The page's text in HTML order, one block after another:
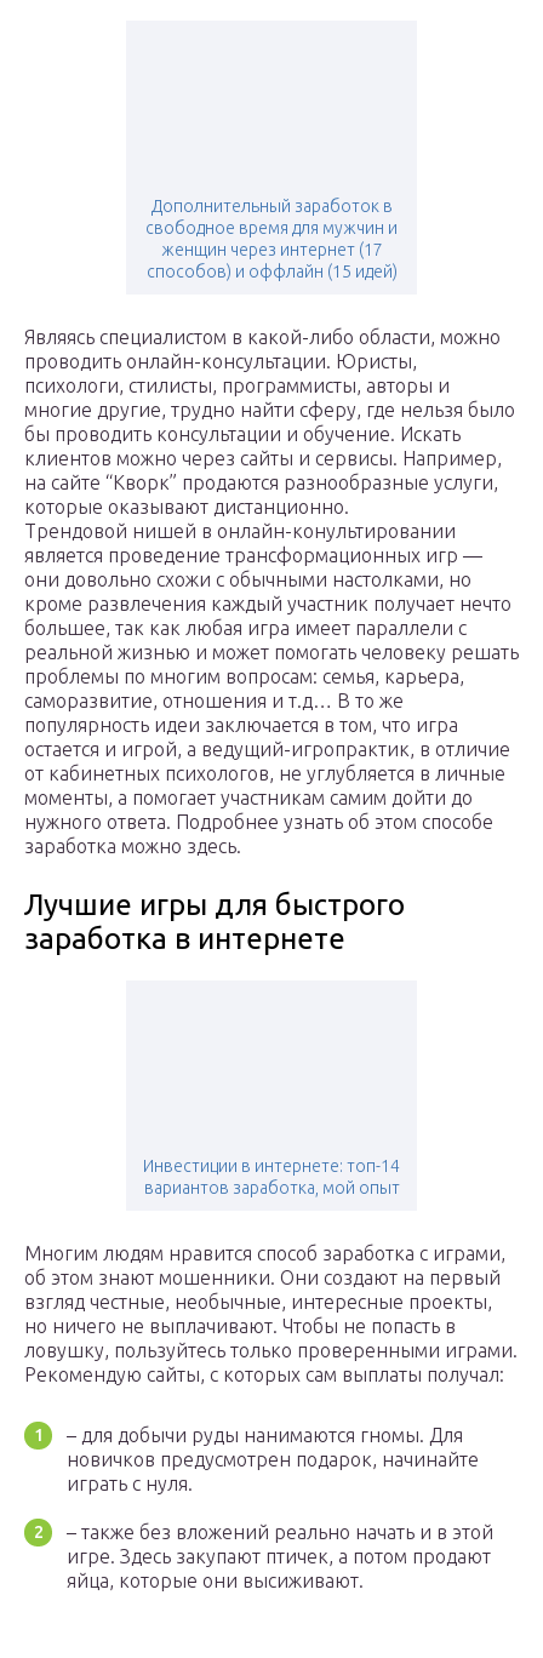
Дополнительный заработок в
свободное время для мужчин и
женщин через интернет (17
способов) и оффлайн (15 идей)
Являясь специалистом в какой-либо области, можно
проводить онлайн-консультации. Юристы,
психологи, стилисты, программисты, авторы и
многие другие, трудно найти сферу, где нельзя было
бы проводить консультации и обучение. Искать
клиентов можно через сайты и сервисы. Например,
на сайте “Кворк” продаются разнообразные услуги,
которые оказывают дистанционно.
Трендовой нишей в онлайн-конультировании
является проведение трансформационных игр —
они довольно схожи с обычными настолками, но
кроме развлечения каждый участник получает нечто
большее, так как любая игра имеет параллели с
реальной жизнью и может помогать человеку решать
проблемы по многим вопросам: семья, карьера,
саморазвитие, отношения и т.д… В то же
популярность идеи заключается в том, что игра
остается и игрой, а ведущий-игропрактик, в отличие
от кабинетных психологов, не углубляется в личные
моменты, а помогает участникам самим дойти до
нужного ответа. Подробнее узнать об этом способе
заработка можно здесь.
Лучшие игры для быстрого
заработка в интернете
Инвестиции в интернете: топ-14
вариантов заработка, мой опыт
Многим людям нравится способ заработка с играми,
об этом знают мошенники. Они создают на первый
взгляд честные, необычные, интересные проекты,
но ничего не выплачивают. Чтобы не попасть в
ловушку, пользуйтесь только проверенными играми.
Рекомендую сайты, с которых сам выплаты получал:
– для добычи руды нанимаются гномы. Для
новичков предусмотрен подарок, начинайте
играть с нуля.
– также без вложений реально начать и в этой
игре. Здесь закупают птичек, а потом продают
яйца, которые они высиживают.